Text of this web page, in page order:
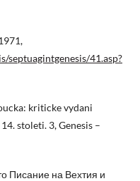
41.asp?
kriticke vydani
stoleti. 3, Genesis –
Писание на Вехтия и